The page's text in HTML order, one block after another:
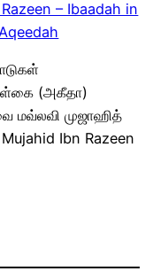
– Ibaadah in
(அகீதா)
மவ்லவி முஜாஹித்
Ibn Razeen